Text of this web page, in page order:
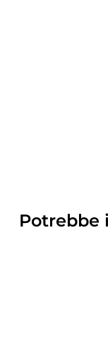
Potrebbe